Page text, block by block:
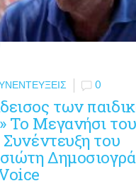
0
των
Το Μεγανήσι
του